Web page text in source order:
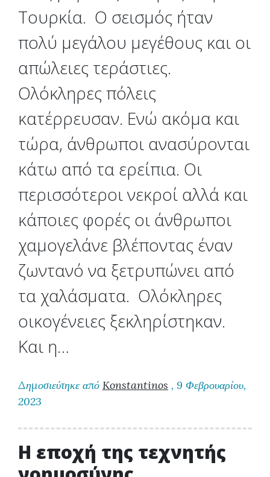
Τουρκία. Ο σεισμός ήταν
πολύ μεγάλου μεγέθους και οι
απώλειες τεράστιες.
Ολόκληρες πόλεις
κατέρρευσαν. Ενώ ακόμα και
τώρα, άνθρωποι ανασύρονται
κάτω από τα ερείπια. Οι
περισσότεροι νεκροί αλλά και
κάποιες φορές οι άνθρωποι
χαμογελάνε βλέποντας έναν
ζωντανό να ξετρυπώνει από
τα χαλάσματα. Ολόκληρες
οικογένειες ξεκληρίστηκαν.
Και η…
Δημοσιεύτηκε από Konstantinos , 9 Φεβρουαρίου,
2023
H εποχή της τεχνητής